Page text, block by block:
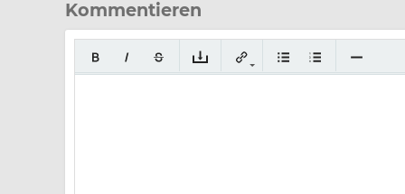
Kommentieren